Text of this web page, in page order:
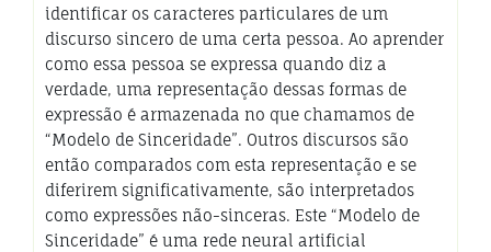
identificar os caracteres particulares de um
discurso sincero de uma certa pessoa. Ao aprender
como essa pessoa se expressa quando diz a
verdade, uma representação dessas formas de
expressão é armazenada no que chamamos de
“Modelo de Sinceridade”. Outros discursos são
então comparados com esta representação e se
diferirem significativamente, são interpretados
como expressões não-sinceras. Este “Modelo de
Sinceridade” é uma rede neural artificial